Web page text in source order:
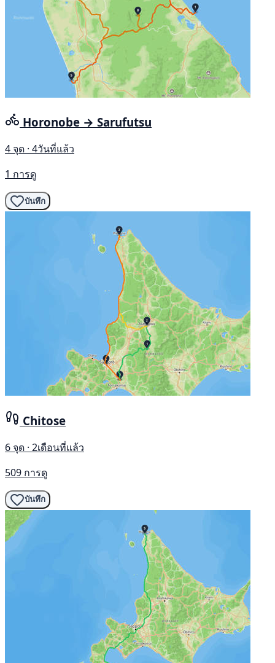
Horonobe → Sarufutsu
4 จุด · 4วันที่แล้ว
1 การดู
บันทึก
Chitose
6 จุด · 2เดือนที่แล้ว
509 การดู
บันทึก